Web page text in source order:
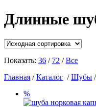
Длинные
Показать: 36 / 72 /Все
Главная /Каталог /Шубы /
%